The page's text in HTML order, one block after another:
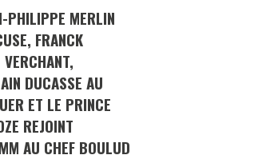
PHILIPPE MERLIN
FRANCK
DUCASSE AU
ET LE PRINCE
REJOINT
AU CHEF BOULUD